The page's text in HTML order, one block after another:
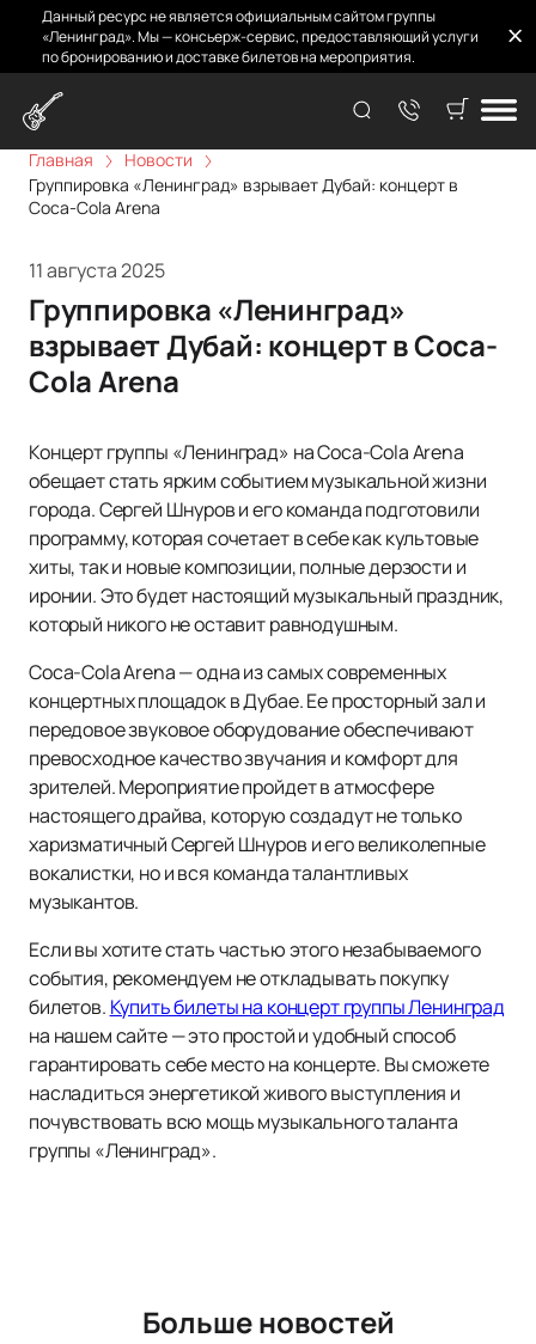
Данный ресурс не является официальным сайтом группы
«Ленинград». Мы — консьерж-сервис, предоставляющий услуги
по бронированию и доставке билетов на мероприятия.
Главная
Новости
Группировка «Ленинград» взрывает Дубай: концерт в
Coca-Cola Arena
11 августа 2025
Группировка «Ленинград»
взрывает Дубай: концерт в Coca-
Cola Arena
Концерт группы «Ленинград» на Coca-Cola Arena
обещает стать ярким событием музыкальной жизни
города. Сергей Шнуров и его команда подготовили
программу, которая сочетает в себе как культовые
хиты, так и новые композиции, полные дерзости и
иронии. Это будет настоящий музыкальный праздник,
который никого не оставит равнодушным.
Coca-Cola Arena — одна из самых современных
концертных площадок в Дубае. Ее просторный зал и
передовое звуковое оборудование обеспечивают
превосходное качество звучания и комфорт для
зрителей. Мероприятие пройдет в атмосфере
настоящего драйва, которую создадут не только
харизматичный Сергей Шнуров и его великолепные
вокалистки, но и вся команда талантливых
музыкантов.
Если вы хотите стать частью этого незабываемого
события, рекомендуем не откладывать покупку
билетов. Купить билеты на концерт группы Ленинград
на нашем сайте — это простой и удобный способ
гарантировать себе место на концерте. Вы сможете
насладиться энергетикой живого выступления и
почувствовать всю мощь музыкального таланта
группы «Ленинград».
Больше новостей